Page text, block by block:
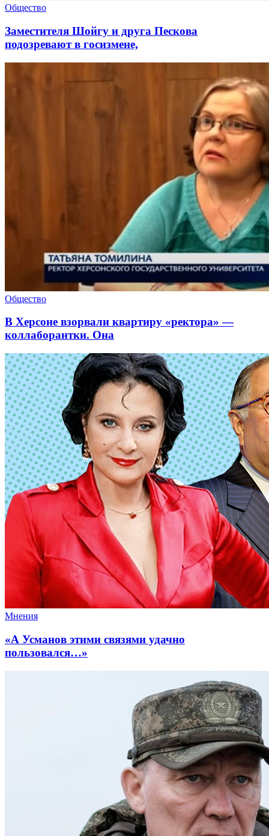
Общество
Заместителя Шойгу и друга Пескова
подозревают в госизмене,
Общество
В Херсоне взорвали квартиру «ректора» —
коллаборантки. Она
Мнения
«А Усманов этими связями удачно
пользовался…»